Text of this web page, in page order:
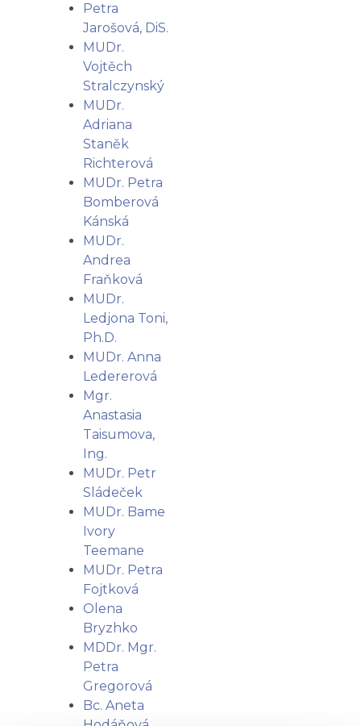
Petra
Jarošová, DiS.
MUDr.
Vojtěch
Stralczynský
MUDr.
Adriana
Staněk
Richterová
MUDr. Petra
Bomberová
Kánská
MUDr.
Andrea
Fraňková
MUDr.
Ledjona Toni,
Ph.D.
MUDr. Anna
Ledererová
Mgr.
Anastasia
Taisumova,
Ing.
MUDr. Petr
Sládeček
MUDr. Bame
Ivory
Teemane
MUDr. Petra
Fojtková
Olena
Bryzhko
MDDr. Mgr.
Petra
Gregorová
Bc. Aneta